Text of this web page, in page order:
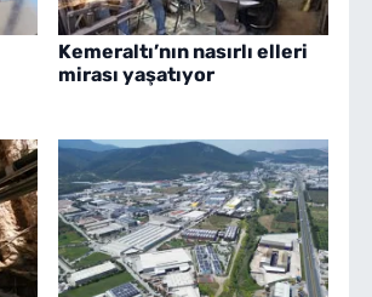
Kemeraltı’nın nasırlı elleri
mirası yaşatıyor